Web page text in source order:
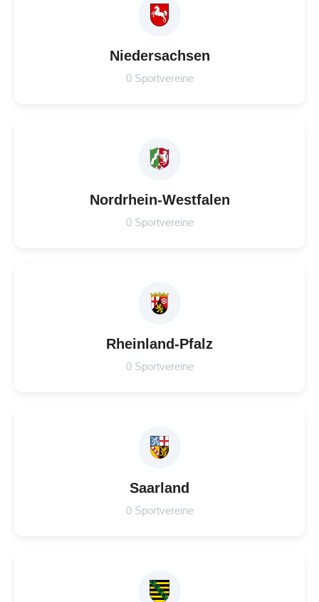
Niedersachsen
0 Sportvereine
Nordrhein-Westfalen
0 Sportvereine
Rheinland-Pfalz
0 Sportvereine
Saarland
0 Sportvereine